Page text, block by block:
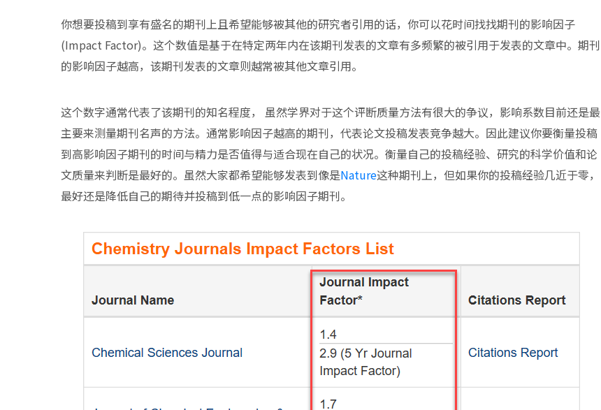
你想要投稿到享有盛名的期刊上且希望能够被其他的研究者引用的话，你可以花时间找找期刊的影响因子
(Impact Factor)。这个数值是基于在特定两年内在该期刊发表的文章有多频繁的被引用于发表的文章中。期刊
的影响因子越高，该期刊发表的文章则越常被其他文章引用。
这个数字通常代表了该期刊的知名程度， 虽然学界对于这个评断质量方法有很大的争议，影响系数目前还是最
主要来测量期刊名声的方法。通常影响因子越高的期刊，代表论文投稿发表竞争越大。因此建议你要衡量投稿
到高影响因子期刊的时间与精力是否值得与适合现在自己的状况。衡量自己的投稿经验、研究的科学价值和论
文质量来判断是最好的。虽然大家都希望能够发表到像是Nature这种期刊上，但如果你的投稿经验几近于零，
最好还是降低自己的期待并投稿到低一点的影响因子期刊。